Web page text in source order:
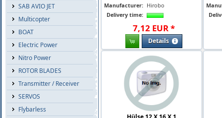
SAB AVIO JET
Multicopter
BOAT
Electric Power
Nitro Power
ROTOR BLADES
Transmitter / Receiver
SERVOS
Flybarless
Manufacturer: Hirobo
Delivery time:
7,12 EUR*
Details